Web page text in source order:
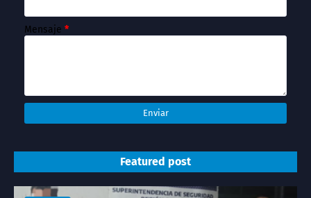
Mensaje *
Featured post